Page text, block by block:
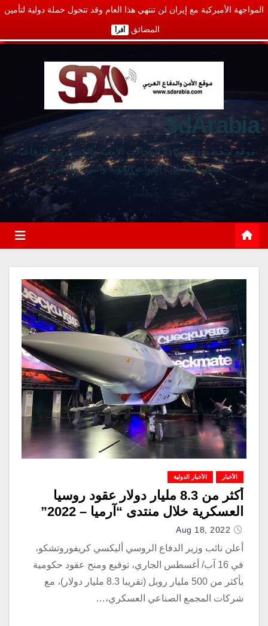
المواجهة الأميركية مع إيران لن تنتهي هذا العام وقد تتحول حملة دولية لتأمين
المضائق أقرأ
SdArabia
موقع متخصص في كافة المجالات الأمنية والعسكرية والدفاعية،
يغطي نشاطات القوات الجوية والبرية والبحرية
الأخبار الأخبار الدولية
أكثر من 8.3 مليار دولار عقود روسيا
العسكرية خلال منتدى “آرميا – 2022”
Aug 18, 2022
أعلن نائب وزير الدفاع الروسي أليكسي كريفوروتشكو،
في 16 آب/ أغسطس الجاري، توقيع ومنح عقود حكومية
بأكثر من 500 مليار روبل (تقريبا 8.3 مليار دولار)، مع
شركات المجمع الصناعي العسكري،…